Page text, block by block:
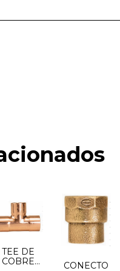
TEE DE
COBRE
CONECTOR